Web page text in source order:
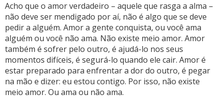
Acho que o amor verdadeiro – aquele que rasga a alma –
não deve ser mendigado por aí, não é algo que se deve
pedir a alguém. Amor a gente conquista, ou você ama
alguém ou você não ama. Não existe meio amor. Amor
também é sofrer pelo outro, é ajudá-lo nos seus
momentos difíceis, é segurá-lo quando ele cair. Amor é
estar preparado para enfrentar a dor do outro, é pegar
na mão e dizer: eu estou contigo. Por isso, não existe
meio amor. Ou ama ou não ama.